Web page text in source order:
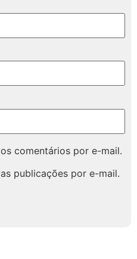
comentários por e-mail.
publicações por e-mail.